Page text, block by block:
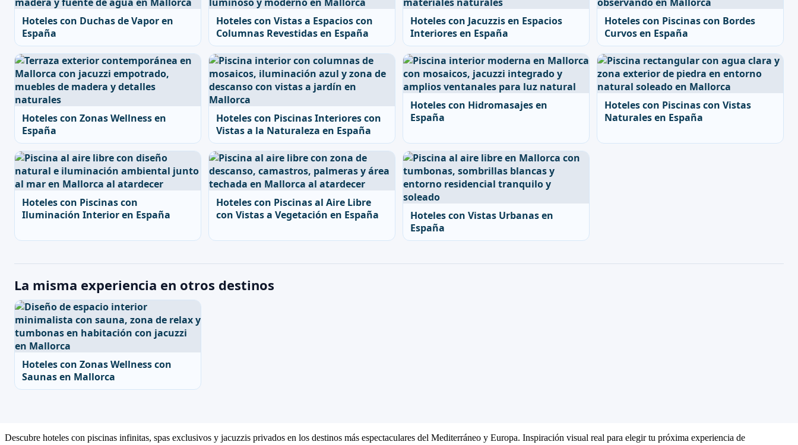
Hoteles con Duchas de Vapor en
España
Hoteles con Vistas a Espacios con
Columnas Revestidas en España
Hoteles con Jacuzzis en Espacios
Interiores en España
Hoteles con Piscinas con Bordes
Curvos en España
Hoteles con Zonas Wellness en
España
Hoteles con Piscinas Interiores con
Vistas a la Naturaleza en España
Hoteles con Hidromasajes en
España
Hoteles con Piscinas con Vistas
Naturales en España
Hoteles con Piscinas con
Iluminación Interior en España
Hoteles con Piscinas al Aire Libre
con Vistas a Vegetación en España
Hoteles con Vistas Urbanas en
España
La misma experiencia en otros destinos
Hoteles con Zonas Wellness con
Saunas en Mallorca
Descubre hoteles con piscinas infinitas, spas exclusivos y jacuzzis privados en los destinos más espectaculares del Mediterráneo y Europa. Inspiración visual real para elegir tu próxima experiencia de